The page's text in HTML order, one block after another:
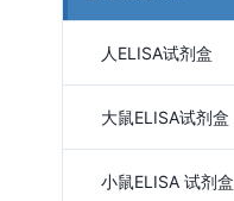
人ELISA试剂盒
大鼠ELISA试剂盒
小鼠ELISA 试剂盒